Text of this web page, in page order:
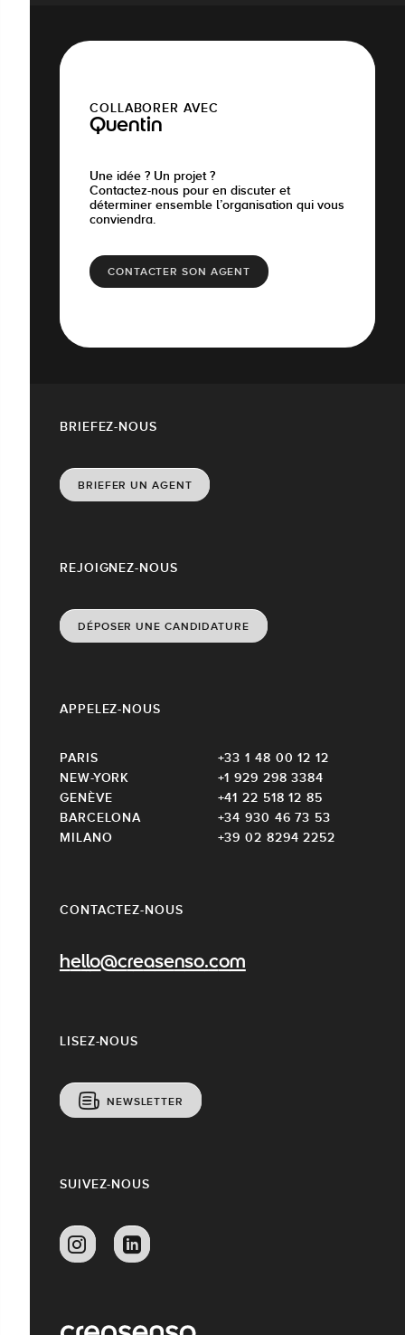
COLLABORER AVEC
Quentin
Une idée ? Un projet ?
Contactez-nous pour en discuter et
déterminer ensemble l’organisation qui vous
conviendra.
CONTACTER SON AGENT
CONTACTEZ-NOUS
hello@creasenso.com
REJOIGNEZ-NOUS
DÉPOSER UNE CANDIDATURE
LISEZ-NOUS
NEWSLETTER
APPELEZ-NOUS
PARIS
+33 1 48 00 12 12
NEW-YORK
+1 929 298 3384
GENÈVE
+41 22 518 12 85
BARCELONA
+34 930 46 73 53
MILANO
+39 02 8294 2252
BRIEFEZ-NOUS
BRIEFER UN AGENT
SUIVEZ-NOUS